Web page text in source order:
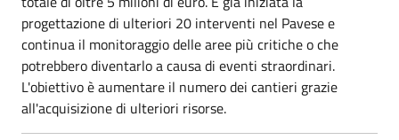
progettazione di ulteriori 20 interventi nel Pavese e
continua il monitoraggio delle aree più critiche o che
potrebbero diventarlo a causa di eventi straordinari.
L'obiettivo è aumentare il numero dei cantieri grazie
all'acquisizione di ulteriori risorse.